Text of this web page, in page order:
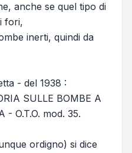
anche se quel tipo di
fori,
inerti, quindi da
- del 1938 :
SULLE BOMBE A
- O.T.O. mod. 35.
ordigno) si dice